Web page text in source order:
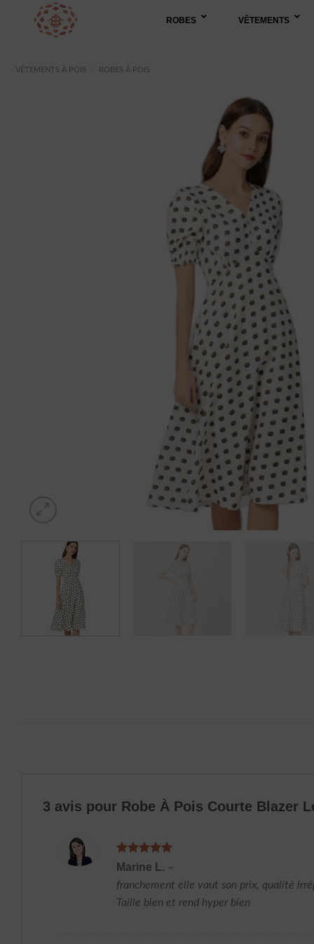
ROBES VÊTEMENTS
VÊTEMENTS À POIS ROBES À POIS
3 avis pour Robe À Pois Courte Blazer
Note5sur
Marine L. –
franchement elle vaut son prix, qualité
Taille bien et rend hyper bien